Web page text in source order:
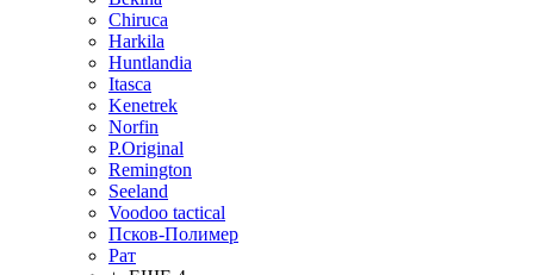
Chiruсa
Harkila
Huntlandia
Itasca
Kenetrek
Norfin
P.Original
Remington
Seeland
Voodoo tactical
Псков-Полимер
Рат